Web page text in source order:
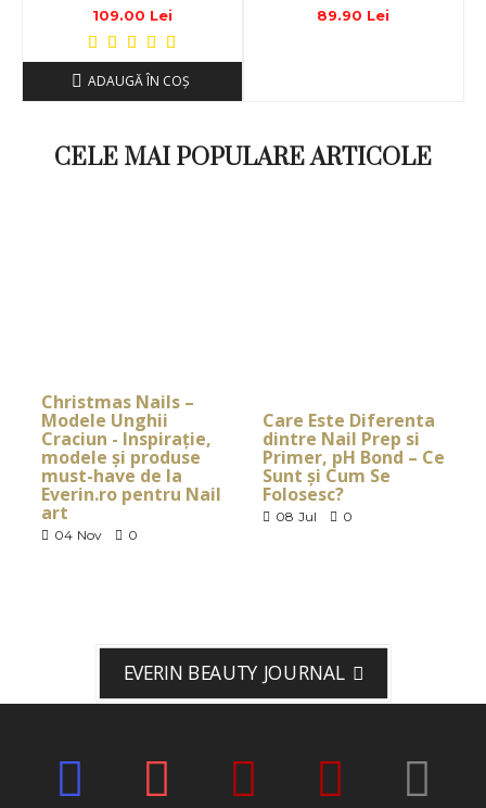
109.00 Lei
ADAUGĂ ÎN COŞ
89.90 Lei
CELE MAI POPULARE ARTICOLE
Christmas Nails –
Modele Unghii
Craciun - Inspirație,
modele și produse
must-have de la
Everin.ro pentru Nail
art
04 Nov 0
Care Este Diferenta
dintre Nail Prep si
Primer, pH Bond – Ce
Sunt și Cum Se
Folosesc?
08 Jul 0
EVERIN BEAUTY JOURNAL